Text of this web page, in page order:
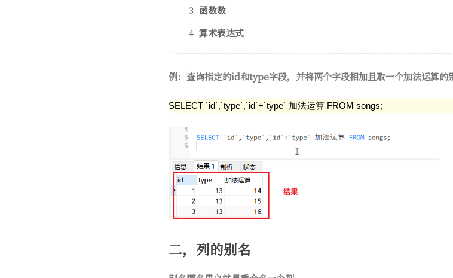
函数数
算术表达式
例：查询指定的id和type字段，并将两个字段相加且取一个加法运算的
SELECT `id`,`type`,`id`+`type` 加法运算 FROM songs;
二，列的别名